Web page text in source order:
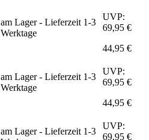
am Lager - Lieferzeit 1-3
Werktage
UVP:
69,95 €
44,95 €
am Lager - Lieferzeit 1-3
Werktage
UVP:
69,95 €
44,95 €
am Lager - Lieferzeit 1-3
UVP:
69,95 €